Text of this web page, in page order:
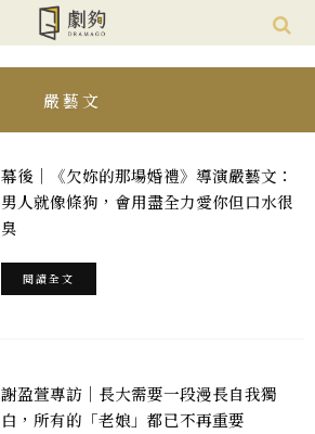
嚴藝文
幕後｜《欠妳的那場婚禮》導演嚴藝文：
男人就像條狗，會用盡全力愛你但口水很
臭
閱讀全文
謝盈萱專訪｜長大需要一段漫長自我獨
白，所有的「老娘」都已不再重要